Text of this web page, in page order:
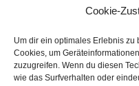
Cookie-
Um dir ein optimales Erlebnis
Cookies, um
zuzugreifen. Wenn du diesen
wie das Surfverhalten oder
Telefon: 06502 99
Telefax: 06502 99